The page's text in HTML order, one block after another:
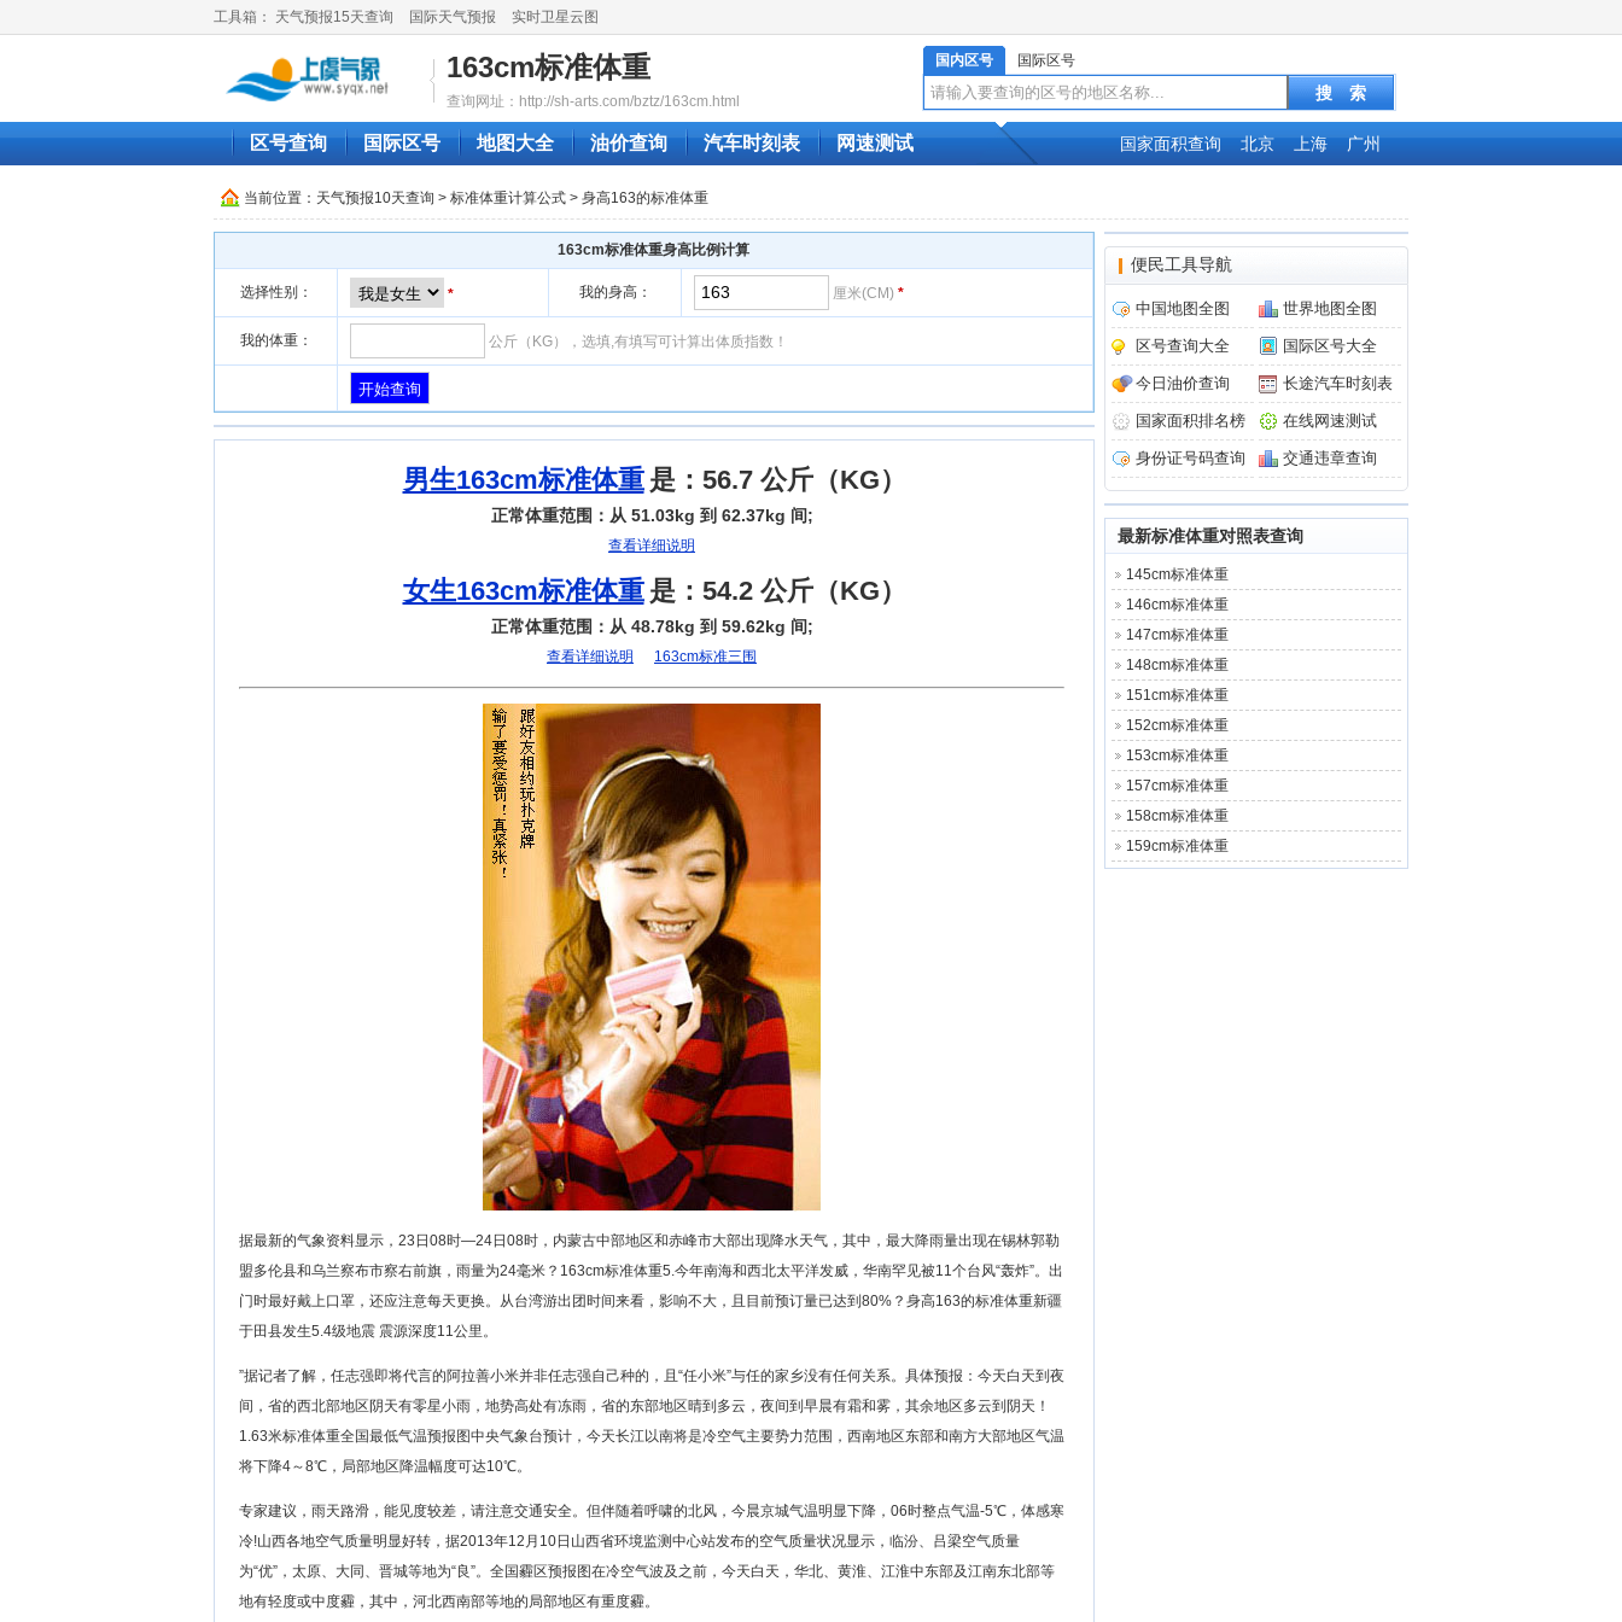
工具箱： 天气预报15天查询 国际天气预报 实时卫星云图
163cm标准体重
查询网址：http://sh-arts.com/bztz/163cm.html
国内区号 国际区号
区号查询 国际区号 地图大全 油价查询 汽车时刻表 网速测试 国家面积查询 北京 上海 广州
当前位置： 天气预报10天查询 > 标准体重计算公式 > 身高163的标准体重
163cm标准体重身高比例计算
选择性别： * 我的身高： 厘米(CM) *
我的体重： 公斤（KG），选填,有填写可计算出体质指数！
男生163cm标准体重 是：56.7 公斤（KG）
正常体重范围：从 51.03kg 到 62.37kg 间;
查看详细说明
女生163cm标准体重 是：54.2 公斤（KG）
正常体重范围：从 48.78kg 到 59.62kg 间;
查看详细说明 163cm标准三围
据最新的气象资料显示，23日08时—24日08时，内蒙古中部地区和赤峰市大部出现降水天气，其中，最大降雨量出现在锡林郭勒
盟多伦县和乌兰察布市察右前旗，雨量为24毫米？163cm标准体重5.今年南海和西北太平洋发威，华南罕见被11个台风“轰炸”。出
门时最好戴上口罩，还应注意每天更换。从台湾游出团时间来看，影响不大，且目前预订量已达到80%？身高163的标准体重新疆
于田县发生5.4级地震 震源深度11公里。
”据记者了解，任志强即将代言的阿拉善小米并非任志强自己种的，且“任小米”与任的家乡没有任何关系。具体预报：今天白天到夜
间，省的西北部地区阴天有零星小雨，地势高处有冻雨，省的东部地区晴到多云，夜间到早晨有霜和雾，其余地区多云到阴天！
1.63米标准体重全国最低气温预报图中央气象台预计，今天长江以南将是冷空气主要势力范围，西南地区东部和南方大部地区气温
将下降4～8℃，局部地区降温幅度可达10℃。
专家建议，雨天路滑，能见度较差，请注意交通安全。但伴随着呼啸的北风，今晨京城气温明显下降，06时整点气温-5℃，体感寒
冷!山西各地空气质量明显好转，据2013年12月10日山西省环境监测中心站发布的空气质量状况显示，临汾、吕梁空气质量
为“优”，太原、大同、晋城等地为“良”。全国霾区预报图在冷空气波及之前，今天白天，华北、黄淮、江淮中东部及江南东北部等
地有轻度或中度霾，其中，河北西南部等地的局部地区有重度霾。
便民工具导航
中国地图全图 世界地图全图
区号查询大全 国际区号大全
今日油价查询 长途汽车时刻表
国家面积排名榜 在线网速测试
身份证号码查询 交通违章查询
最新标准体重对照表查询
145cm标准体重
146cm标准体重
147cm标准体重
148cm标准体重
151cm标准体重
152cm标准体重
153cm标准体重
157cm标准体重
158cm标准体重
159cm标准体重